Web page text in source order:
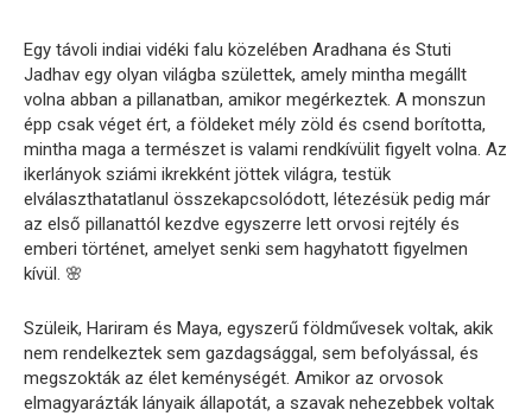
Egy távoli indiai vidéki falu közelében Aradhana és Stuti
Jadhav egy olyan világba születtek, amely mintha megállt
volna abban a pillanatban, amikor megérkeztek. A monszun
épp csak véget ért, a földeket mély zöld és csend borította,
mintha maga a természet is valami rendkívülit figyelt volna. Az
ikerlányok sziámi ikrekként jöttek világra, testük
elválaszthatatlanul összekapcsolódott, létezésük pedig már
az első pillanattól kezdve egyszerre lett orvosi rejtély és
emberi történet, amelyet senki sem hagyhatott figyelmen
kívül. 🌸
Szüleik, Hariram és Maya, egyszerű földművesek voltak, akik
nem rendelkeztek sem gazdagsággal, sem befolyással, és
megszokták az élet keménységét. Amikor az orvosok
elmagyarázták lányaik állapotát, a szavak nehezebbek voltak